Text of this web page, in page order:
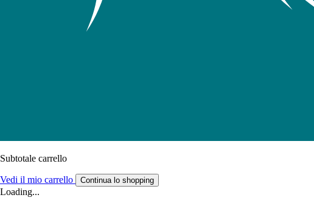
Subtotale carrello
Vedi il mio carrello Continua lo shopping
Loading...